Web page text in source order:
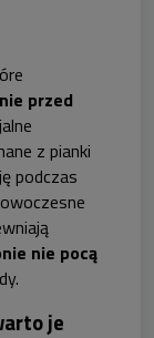
przed
z pianki
podczas
nie pocą
je